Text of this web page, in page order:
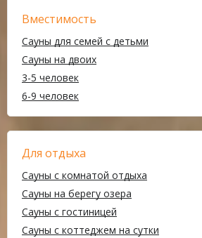
Вместимость
Сауны для семей с детьми
Сауны на двоих
3-5 человек
6-9 человек
Для отдыха
Сауны с комнатой отдыха
Сауны на берегу озера
Сауны с гостиницей
Сауны с коттеджем на сутки